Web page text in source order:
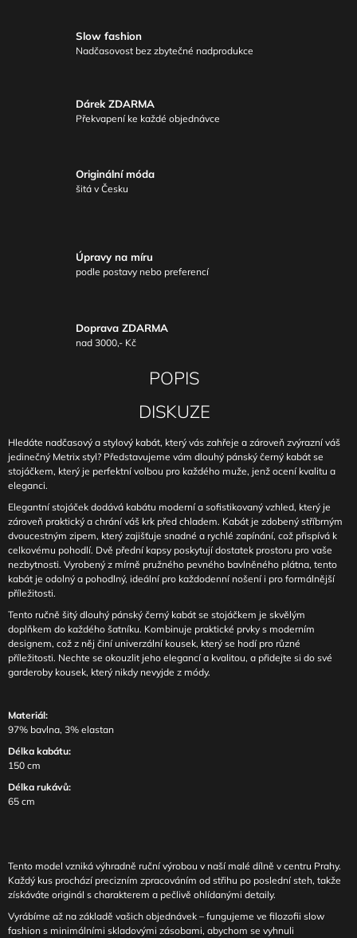
Slow fashion
Nadčasovost bez zbytečné nadprodukce
Dárek ZDARMA
Překvapení ke každé objednávce
Originální móda
šitá v Česku
Úpravy na míru
podle postavy nebo preferencí
Doprava ZDARMA
nad 3000,- Kč
POPIS
DISKUZE
Hledáte nadčasový a stylový kabát, který vás zahřeje a zároveň zvýrazní váš
jedinečný Metrix styl? Představujeme vám dlouhý pánský černý kabát se
stojáčkem, který je perfektní volbou pro každého muže, jenž ocení kvalitu a
eleganci.
Elegantní stojáček dodává kabátu moderní a sofistikovaný vzhled, který je
zároveň praktický a chrání váš krk před chladem. Kabát je zdobený stříbrným
dvoucestným zipem, který zajišťuje snadné a rychlé zapínání, což přispívá k
celkovému pohodlí. Dvě přední kapsy poskytují dostatek prostoru pro vaše
nezbytnosti. Vyrobený z mírně pružného pevného bavlněného plátna, tento
kabát je odolný a pohodlný, ideální pro každodenní nošení i pro formálnější
příležitosti.
Tento ručně šitý dlouhý pánský černý kabát se stojáčkem je skvělým
doplňkem do každého šatníku. Kombinuje praktické prvky s moderním
designem, což z něj činí univerzální kousek, který se hodí pro různé
příležitosti. Nechte se okouzlit jeho elegancí a kvalitou, a přidejte si do své
garderoby kousek, který nikdy nevyjde z módy.
Materiál:
97% bavlna, 3% elastan
Délka kabátu:
150 cm
Délka rukávů:
65 cm
Tento model vzniká výhradně ruční výrobou v naší malé dílně v centru Prahy.
Každý kus prochází precizním zpracováním od střihu po poslední steh, takže
získáváte originál s charakterem a pečlivě ohlídanými detaily.
Vyrábíme až na základě vašich objednávek – fungujeme ve filozofii slow
fashion s minimálními skladovými zásobami, abychom se vyhnuli